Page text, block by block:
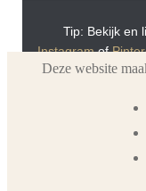
Tip: Bekijk en
Instagramof
Of bekijk
Deze website